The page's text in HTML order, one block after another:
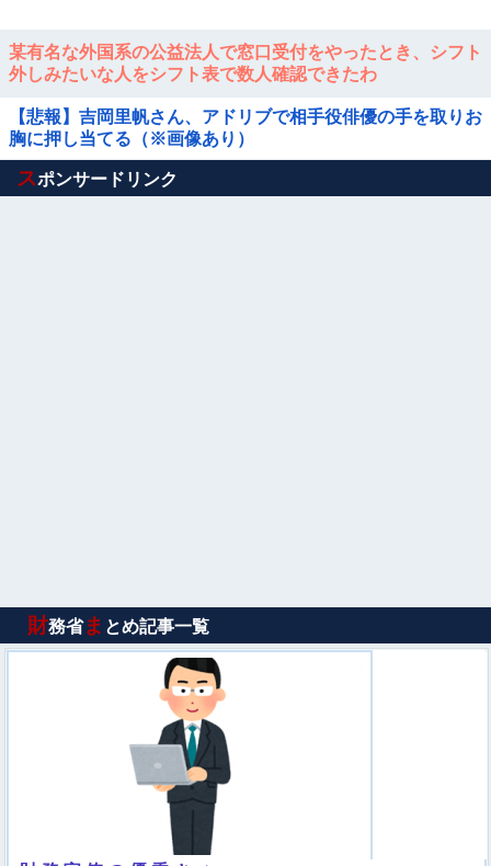
某有名な外国系の公益法人で窓口受付をやったとき、シフト
外しみたいな人をシフト表で数人確認できたわ
【悲報】吉岡里帆さん、アドリブで相手役俳優の手を取りお
胸に押し当てる（※画像あり）
Powered by livedoor 相互RSS
スポンサードリンク
財務省ま とめ記事一覧